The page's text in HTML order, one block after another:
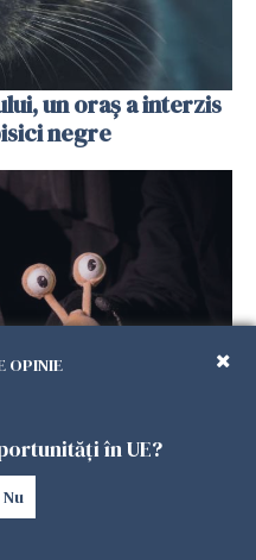
un oraș a interzis
negre
cuvânt. Spectacol
din Praga și
OPINIE
în UE?
Nu